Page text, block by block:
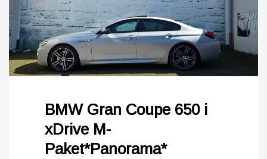
BMW Gran Coupe 650 i
xDrive M-
Paket*Panorama*